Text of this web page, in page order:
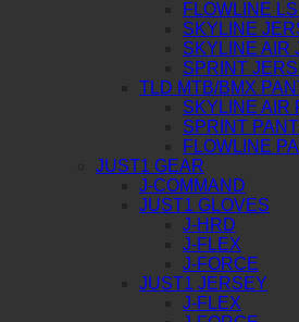
FLOWLINE
SKYLINE
SKYLINE AIR
SPRINT
TLD MTB/BMX
SKYLINE AIR
SPRINT
FLOWLINE
JUST1 GEAR
J-COMMAND
JUST1 GLOVES
J-HRD
J-FLEX
J-FORCE
JUST1 JERSEY
J-FLEX